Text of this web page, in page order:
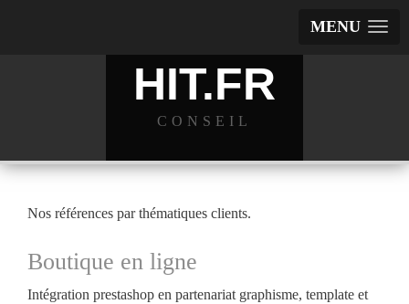
MENU
HIT.FR
CONSEIL
Nos références par thématiques clients.
Boutique en ligne
Intégration prestashop en partenariat graphisme, template et